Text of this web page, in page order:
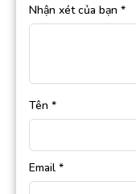
Nhận xét của bạn *
Tên *
Email *